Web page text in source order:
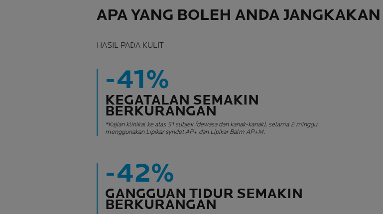
APA YANG BOLEH ANDA JANGKAKAN
HASIL PADA KULIT
-41%
KEGATALAN SEMAKIN
BERKURANGAN
*Kajian klinikal ke atas 51 subjek (dewasa dan kanak-kanak), selama 2 minggu,
menggunakan Lipikar syndet AP+ dan Lipikar Balm AP+M.
-42%
GANGGUAN TIDUR SEMAKIN
BERKURANGAN